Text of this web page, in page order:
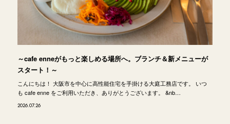
～cafe enneがもっと楽しめる場所へ。ブランチ＆新メニューが
スタート！～
こんにちは！ 大阪市を中心に高性能住宅を手掛ける大庭工務店です。 いつ
も cafe enne をご利用いただき、ありがとうございます。 &nb…
2026.07.26